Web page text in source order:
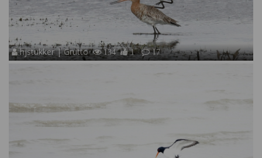
hjstukker | Grutto 134 1 17